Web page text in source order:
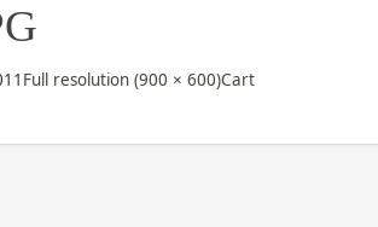
Full resolution (900 × 600)Cart